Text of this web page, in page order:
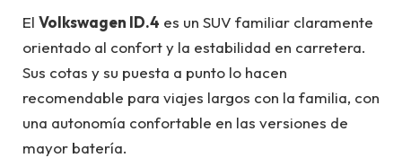
El Volkswagen ID.4 es un SUV familiar claramente
orientado al confort y la estabilidad en carretera.
Sus cotas y su puesta a punto lo hacen
recomendable para viajes largos con la familia, con
una autonomía confortable en las versiones de
mayor batería.